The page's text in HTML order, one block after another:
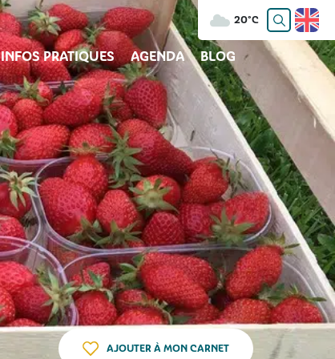
INFOS PRATIQUES AGENDA BLOG
20°C
AJOUTER À MON CARNET